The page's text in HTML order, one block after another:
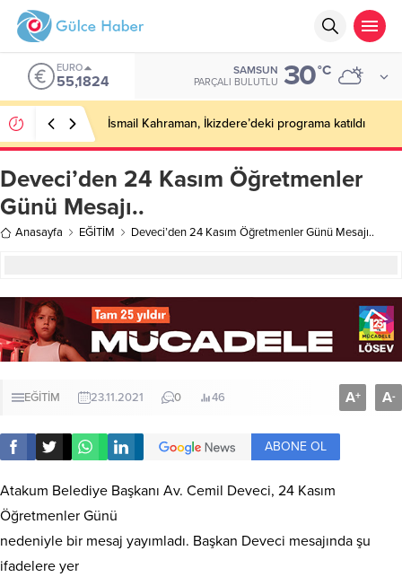
EURO
55,1824
SAMSUN
PARÇALI BULUTLU 30°C
İsmail Kahraman, İkizdere’deki programa katıldı
Deveci’den 24 Kasım Öğretmenler
Günü Mesajı..
Anasayfa EĞİTİM Deveci’den 24 Kasım Öğretmenler Günü Mesajı..
EĞİTİM 23.11.2021 0 46 A+ A-
ABONE OL
Atakum Belediye Başkanı Av. Cemil Deveci, 24 Kasım
Öğretmenler Günü
nedeniyle bir mesaj yayımladı. Başkan Deveci mesajında şu
ifadelere yer